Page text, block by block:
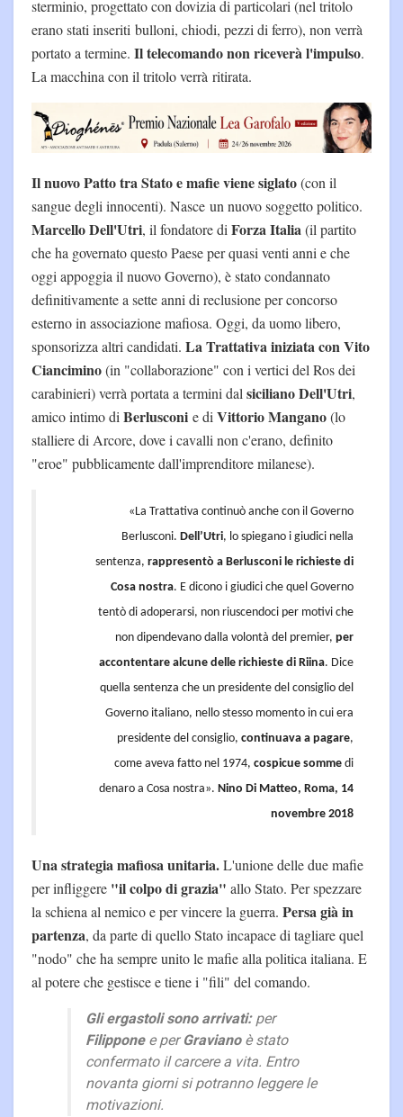
sterminio, progettato con dovizia di particolari (nel tritolo
erano stati inseriti bulloni, chiodi, pezzi di ferro), non verrà
portato a termine. Il telecomando non riceverà l'impulso.
La macchina con il tritolo verrà ritirata.
Il nuovo Patto tra Stato e mafie viene siglato(con il
sangue degli innocenti). Nasce un nuovo soggetto politico.
Marcello Dell'Utri, il fondatore di Forza Italia (il partito
che ha governato questo Paese per quasi venti anni e che
oggi appoggia il nuovo Governo), è stato condannato
definitivamente a sette anni di reclusione per concorso
esterno in associazione mafiosa. Oggi, da uomo libero,
sponsorizza altri candidati. La Trattativa iniziata con Vito
Ciancimino(in "collaborazione" con i vertici del Ros dei
carabinieri) verrà portata a termini dal siciliano Dell'Utri,
amico intimo di Berlusconi e di Vittorio Mangano(lo
stalliere di Arcore, dove i cavalli non c'erano, definito
"eroe" pubblicamente dall'imprenditore milanese).
«La Trattativa continuò anche con il Governo
Berlusconi. Dell’Utri, lo spiegano i giudici nella
sentenza, rappresentò a Berlusconi le richieste di
Cosa nostra. E dicono i giudici che quel Governo
tentò di adoperarsi, non riuscendoci per motivi che
non dipendevano dalla volontà del premier, per
accontentare alcune delle richieste di Riina. Dice
quella sentenza che un presidente del consiglio del
Governo italiano, nello stesso momento in cui era
presidente del consiglio, continuava a pagare,
come aveva fatto nel 1974, cospicue somme di
denaro a Cosa nostra». Nino Di Matteo, Roma, 14
novembre 2018
Una strategia mafiosa unitaria.L'unione delle due mafie
per infliggere "il colpo di grazia" allo Stato. Per spezzare
la schiena al nemico e per vincere la guerra. Persa già in
partenza, da parte di quello Stato incapace di tagliare quel
"nodo" che ha sempre unito le mafie alla politica italiana. E
al potere che gestisce e tiene i "fili" del comando.
Gli ergastoli sono arrivati:per
Filipponee perGravianoè stato
confermato il carcere a vita. Entro
novanta giorni si potranno leggere le
motivazioni.